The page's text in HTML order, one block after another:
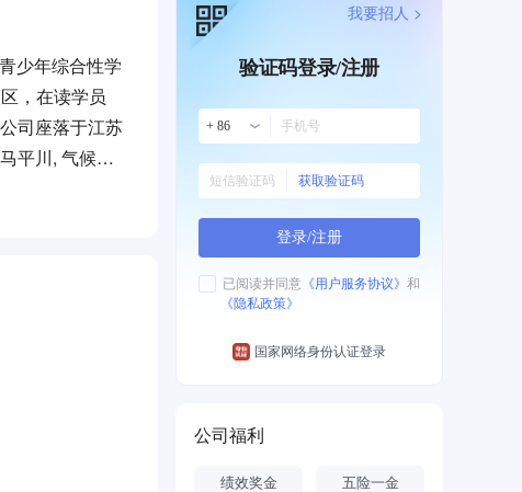
少年综合性学
，在读学员
司座落于江苏
平川, 气候温
要枢纽，到
验证码登录/注册
+ 86
获取验证码
登录/注册
已阅读并同意 《用户服务协议》 和
《隐私政策》
国家网络身份认证登录
我要招人 >
公司福利
绩效奖金 五险一金